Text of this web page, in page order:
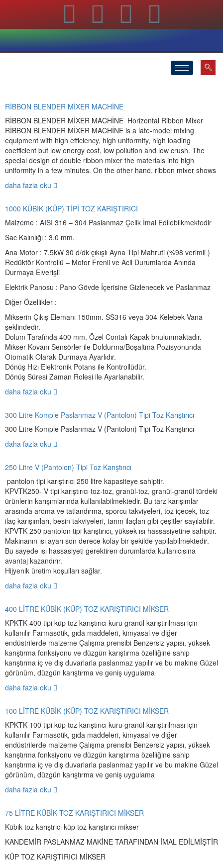
RİBBON BLENDER MİXER MACHİNE
RİBBON BLENDER MİXER MACHİNE Horizontal Ribbon Mixer
RİBBON BLENDER MİXER MACHİNE is a late-model mixing
equipment with high efficiency, high uniformity, high loading
coefficient but low energy cost, low pollution and low crush. The
special design of double ribbon mixer the materials into high
uniformity in a few minutes. On the other hand, ribbon mixer shows
daha fazla oku
1000 KÜBİK (KÜP) TİPİ TOZ KARIŞTIRICI
Malzeme : AISI 316 – 304 Paslanmaz Çelik İmal Edilebilkmektedir
Sac Kalınlığı : 3,0 mm.
Ana Motor : 7,5kW 30 d/dk çıkışlı Ayna Tipi Mahruti (%98 verimli )
Redüktör Kontrollü – Motor Frenli ve Acil Durumlarda Anında
Durmaya Elverişli
Elektrik Panosu : Pano Gövde İçerisine Gizlenecek ve Paslanmaz
Diğer Özellikler :
Mikserin Çıkış Elemanı 150mm. SS316 veya 304 Kelebek Vana
şeklindedir.
Dolum Tarafında 400 mm. Özel Contalı Kapak bnulunmaktadır.
Mikser Kovanı Sensörler ile Doldurma/Boşaltma Pozisyonunda
Otomatik Olarak Durmaya Ayarlıdır.
Dönüş Hızı Elektronik Potans ile Kontrollüdür.
Dönüş Süresi Zaman Rolesi ile Ayarlanabilir.
daha fazla oku
300 Litre Komple Paslanmaz V (Pantolon) Tipi Toz Karıştırıcı
300 Litre Komple Paslanmaz V (Pantolon) Tipi Toz Karıştırıcı
daha fazla oku
250 Litre V (Pantolon) Tipi Toz Karıştırıcı
pantolon tipi karıştırıcı 250 litre kapasiteye sahiptir.
KPVTK250- V tipi karıştırıcı toz-toz, granül-toz, granül-granül türdeki
ürünlerin karışımlarında kullanılabilmektedir. Bu tarz karışımlar
arasında aroma ve tatlandırma, sporcu takviyeleri, toz içecek, toz
ilaç karışımları, besin takviyeleri, tarım ilaçları gibi çeşitler sayılabilir.
KPVTK 250 pantolon tipi karıştırıcı, yüksek ısı hassasiyetine sahiptir.
Makinanın ısı ayarı son derece kolay bir şekilde yapılabilmektedir.
Bu sayede ısı hassasiyeti gerektiren durumlarda kullanıcısına
avantaj kazandırır.
Hijyenik üretim koşulları sağlar.
daha fazla oku
400 LİTRE KÜBİK (KÜP) TOZ KARIŞTIRICI MİKSER
KPKTK-400 tipi küp toz karıştırıcı kuru granül karıştırılması için
kullanılır Farmasötik, gıda maddeleri, kimyasal ve diğer
endüstrilerde malzeme Çalışma prensibi Benzersiz yapısı, yüksek
karıştırma fonksiyonu ve düzgün karıştırma özelliğine sahip
karıştırma iç ve dış duvarlarla paslanmaz yapılır ve bu makine Güzel
görünüm, düzgün karıştırma ve geniş uygulama
daha fazla oku
100 LİTRE KÜBİK (KÜP) TOZ KARIŞTIRICI MİKSER
KPKTK-100 tipi küp toz karıştırıcı kuru granül karıştırılması için
kullanılır Farmasötik, gıda maddeleri, kimyasal ve diğer
endüstrilerde malzeme Çalışma prensibi Benzersiz yapısı, yüksek
karıştırma fonksiyonu ve düzgün karıştırma özelliğine sahip
karıştırma iç ve dış duvarlarla paslanmaz yapılır ve bu makine Güzel
görünüm, düzgün karıştırma ve geniş uygulama
daha fazla oku
75 LİTRE KÜBİK TOZ KARIŞTIRICI MİKSER
Kübik toz karıştrıcı küp toz karıştırıcı mikser
KANDEMİR PASLANMAZ MAKİNE TARAFINDAN İMAL EDİLMİŞTİR
KÜP TOZ KARIŞTIRICI MİKSER